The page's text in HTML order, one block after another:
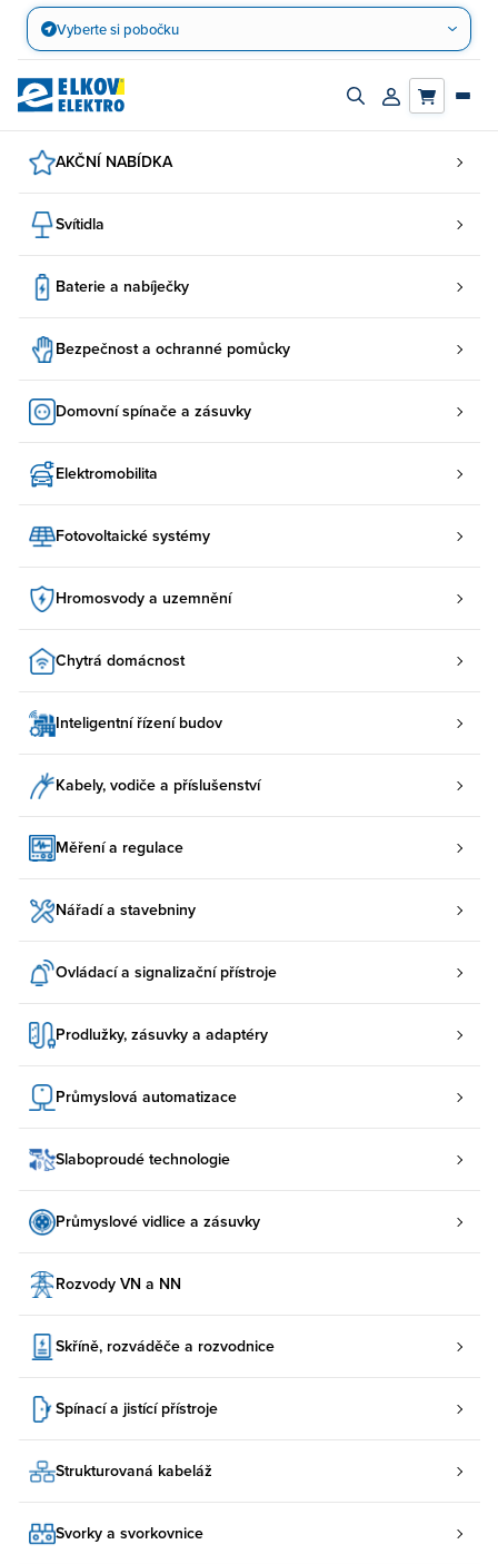
Přejít
obsah
Vyberte si pobočku
Zapnout/vypnout
Přihlásit/
AKČNÍ NABÍDKA
Svítidla
Baterie a nabíječky
Bezpečnost a ochranné pomůcky
Domovní spínače a zásuvky
Elektromobilita
Fotovoltaické systémy
Hromosvody a uzemnění
Chytrá domácnost
Inteligentní řízení budov
Kabely, vodiče a příslušenství
Měření a regulace
Nářadí a stavebniny
Ovládací a signalizační přístroje
Prodlužky, zásuvky a adaptéry
Průmyslová automatizace
Slaboproudé technologie
Průmyslové vidlice a zásuvky
Rozvody VN a NN
Skříně, rozváděče a rozvodnice
Spínací a jistící přístroje
Strukturovaná kabeláž
Svorky a svorkovnice